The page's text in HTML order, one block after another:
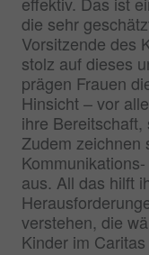
die sehr
Vorsitzende des
stolz auf dieses
prägen Frauen
Hinsicht – vor
ihre
Zudem zeichnen
aus. All das hilft
verstehen, die
Kinder im